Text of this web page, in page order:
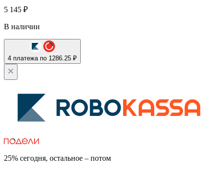
5 145 ₽
В наличии
4 платежа по 1286.25 ₽
25% сегодня, остальное – потом